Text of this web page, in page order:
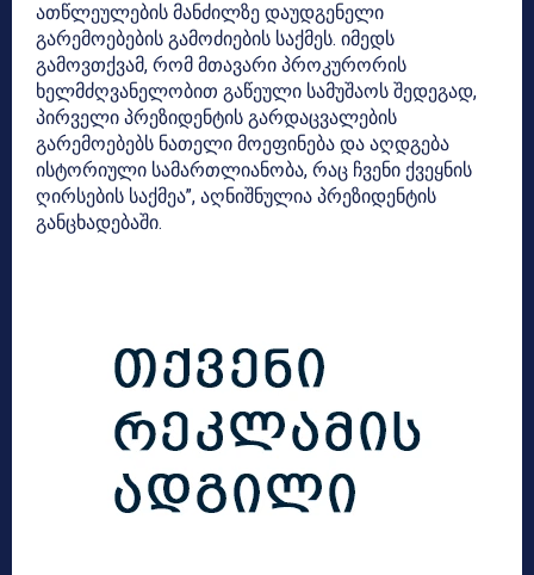
ათწლეულების მანძილზე დაუდგენელი
გარემოებების გამოძიების საქმეს. იმედს
გამოვთქვამ, რომ მთავარი პროკურორის
ხელმძღვანელობით გაწეული სამუშაოს შედეგად,
პირველი პრეზიდენტის გარდაცვალების
გარემოებებს ნათელი მოეფინება და აღდგება
ისტორიული სამართლიანობა, რაც ჩვენი ქვეყნის
ღირსების საქმეა”, აღნიშნულია პრეზიდენტის
განცხადებაში.